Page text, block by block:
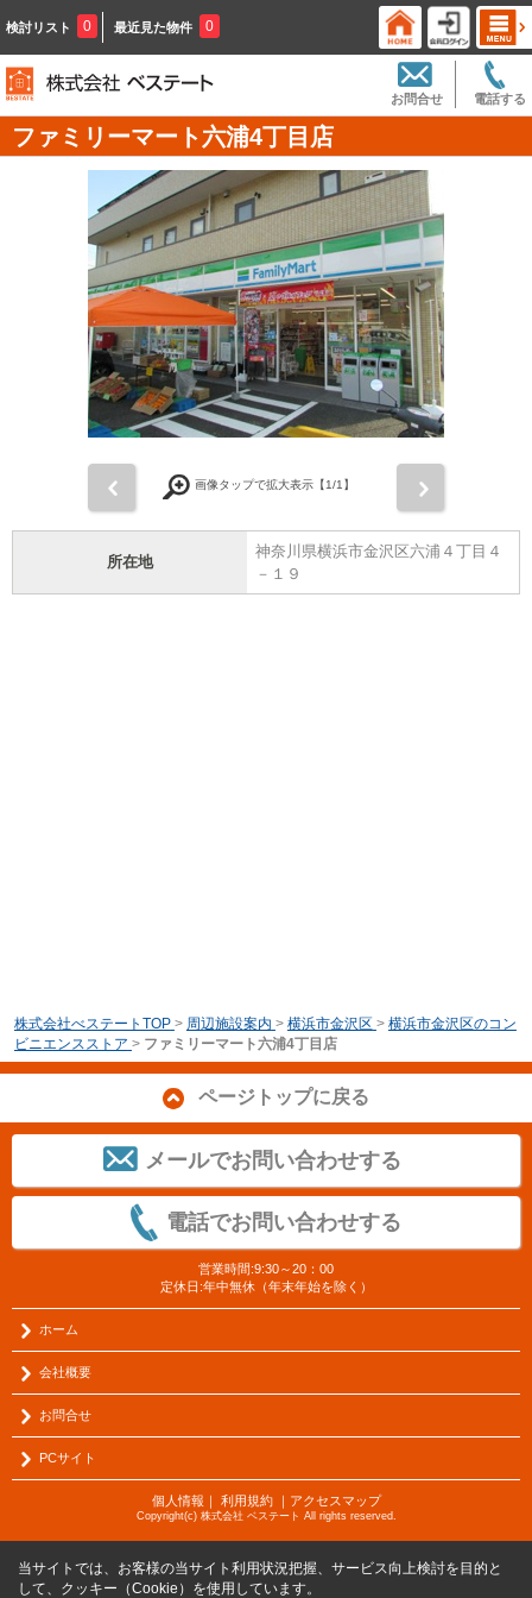
検討リスト 0 最近見た物件 0
電話する
お問合せ
ファミリーマート六浦4丁目店
画像タップで拡大表示【1/1】
所在地
神奈川県横浜市金沢区六浦４丁目４
－１９
株式会社べステートTOP > 周辺施設案内 > 横浜市金沢区 > 横浜市金沢区のコン
ビニエンスストア > ファミリーマート六浦4丁目店
ページトップに戻る
メールでお問い合わせする
電話でお問い合わせする
営業時間:9:30～20：00
定休日:年中無休（年末年始を除く）
ホーム
会社概要
お問合せ
PCサイト
個人情報 ｜ 利用規約｜ アクセスマップ
Copyright(c) 株式会社 ベステート All rights reserved.
当サイトでは、お客様の当サイト利用状況把握、サービス向上検討を目的と
して、クッキー（Cookie）を使用しています。